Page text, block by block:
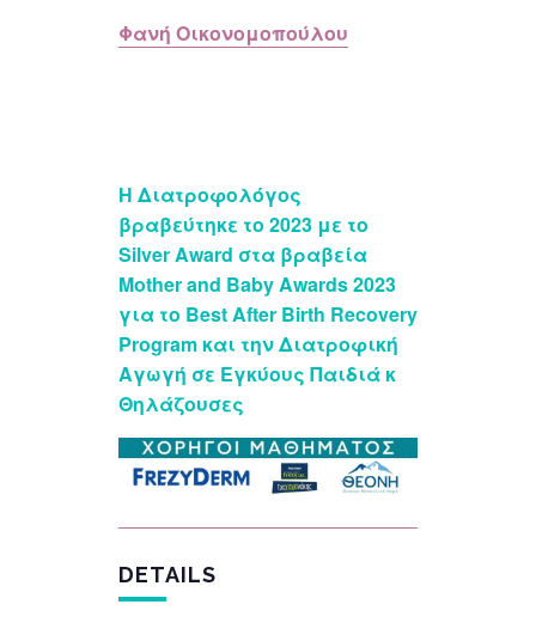
Φανή Οικονομοπούλου
Η Διατροφολόγος
βραβεύτηκε το 2023 με το
Silver Award στα βραβεία
Mother and Baby Awards 2023
για το Best After Birth Recovery
Program και την Διατροφική
Αγωγή σε Εγκύους Παιδιά κ
Θηλάζουσες
DETAILS